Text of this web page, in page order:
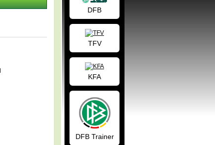
DFB
TFV
KFA
DFB Trainer